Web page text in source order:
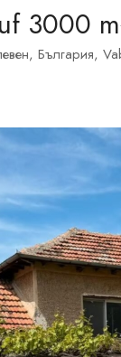
3000
България,